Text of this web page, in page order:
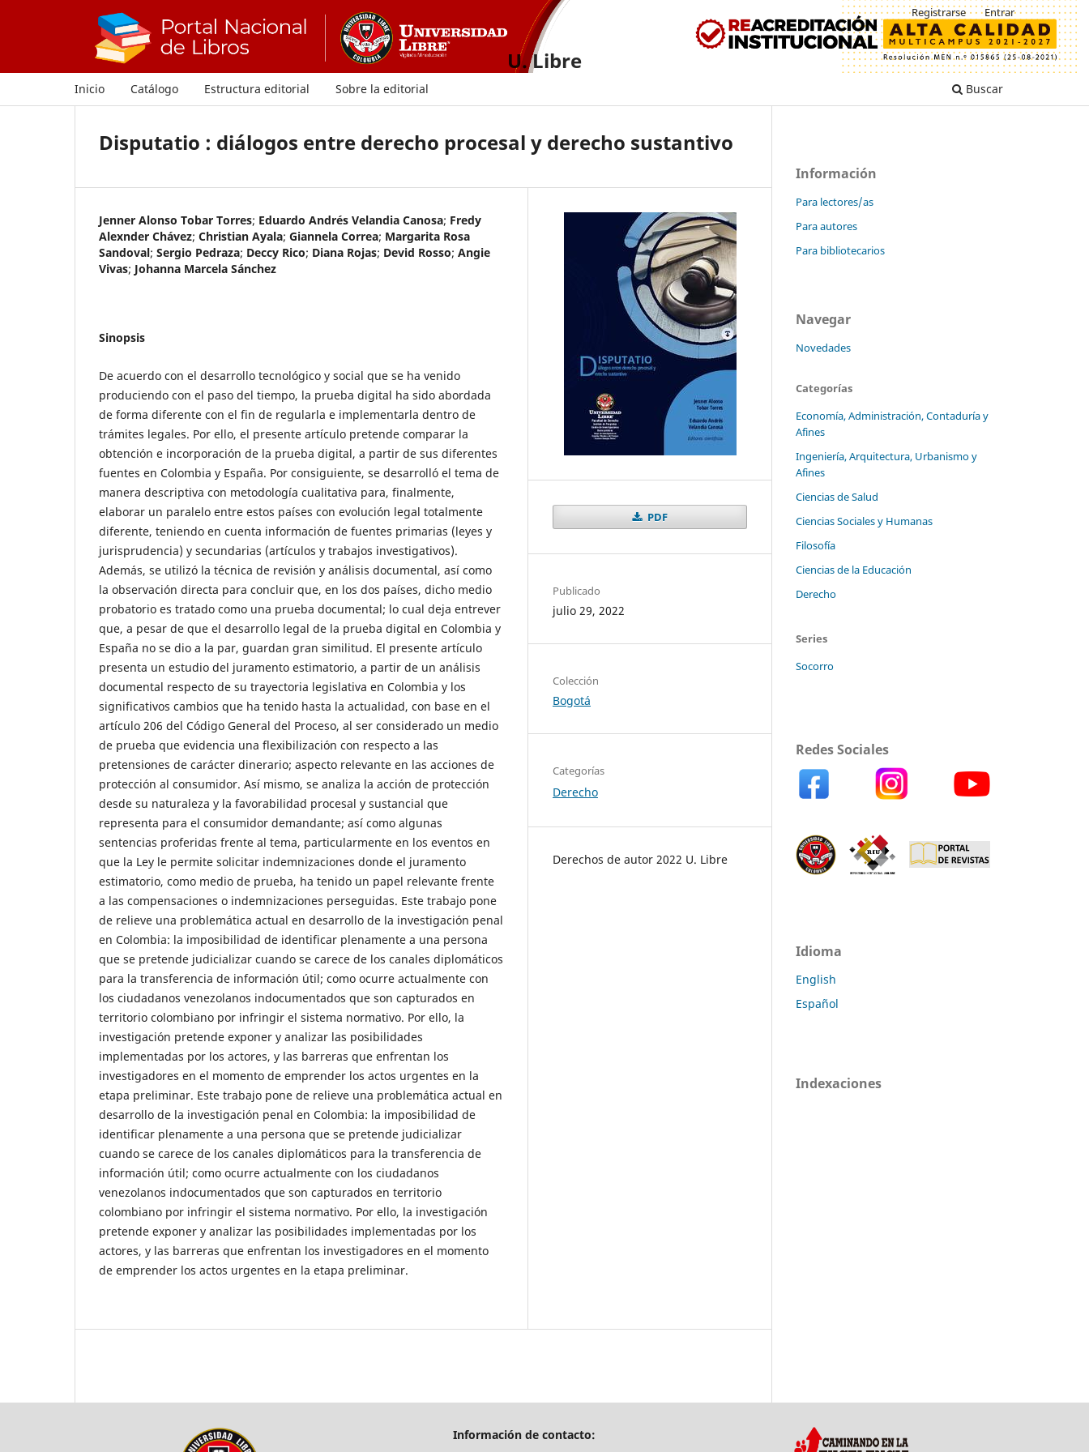
U. Libre
Inicio Catálogo Estructura editorial Sobre la editorial Buscar
Registrarse Entrar
Disputatio : diálogos entre derecho procesal y derecho sustantivo
Jenner Alonso Tobar Torres; Eduardo Andrés Velandia Canosa; Fredy
Alexnder Chávez; Christian Ayala; Giannela Correa; Margarita Rosa
Sandoval; Sergio Pedraza; Deccy Rico; Diana Rojas; Devid Rosso; Angie
Vivas; Johanna Marcela Sánchez
Sinopsis
De acuerdo con el desarrollo tecnológico y social que se ha venido
produciendo con el paso del tiempo, la prueba digital ha sido abordada
de forma diferente con el fin de regularla e implementarla dentro de
trámites legales. Por ello, el presente artículo pretende comparar la
obtención e incorporación de la prueba digital, a partir de sus diferentes
fuentes en Colombia y España. Por consiguiente, se desarrolló el tema de
manera descriptiva con metodología cualitativa para, finalmente,
elaborar un paralelo entre estos países con evolución legal totalmente
diferente, teniendo en cuenta información de fuentes primarias (leyes y
jurisprudencia) y secundarias (artículos y trabajos investigativos).
Además, se utilizó la técnica de revisión y análisis documental, así como
la observación directa para concluir que, en los dos países, dicho medio
probatorio es tratado como una prueba documental; lo cual deja entrever
que, a pesar de que el desarrollo legal de la prueba digital en Colombia y
España no se dio a la par, guardan gran similitud. El presente artículo
presenta un estudio del juramento estimatorio, a partir de un análisis
documental respecto de su trayectoria legislativa en Colombia y los
significativos cambios que ha tenido hasta la actualidad, con base en el
artículo 206 del Código General del Proceso, al ser considerado un medio
de prueba que evidencia una flexibilización con respecto a las
pretensiones de carácter dinerario; aspecto relevante en las acciones de
protección al consumidor. Así mismo, se analiza la acción de protección
desde su naturaleza y la favorabilidad procesal y sustancial que
representa para el consumidor demandante; así como algunas
sentencias proferidas frente al tema, particularmente en los eventos en
que la Ley le permite solicitar indemnizaciones donde el juramento
estimatorio, como medio de prueba, ha tenido un papel relevante frente
a las compensaciones o indemnizaciones perseguidas. Este trabajo pone
de relieve una problemática actual en desarrollo de la investigación penal
en Colombia: la imposibilidad de identificar plenamente a una persona
que se pretende judicializar cuando se carece de los canales diplomáticos
para la transferencia de información útil; como ocurre actualmente con
los ciudadanos venezolanos indocumentados que son capturados en
territorio colombiano por infringir el sistema normativo. Por ello, la
investigación pretende exponer y analizar las posibilidades
implementadas por los actores, y las barreras que enfrentan los
investigadores en el momento de emprender los actos urgentes en la
etapa preliminar. Este trabajo pone de relieve una problemática actual en
desarrollo de la investigación penal en Colombia: la imposibilidad de
identificar plenamente a una persona que se pretende judicializar
cuando se carece de los canales diplomáticos para la transferencia de
información útil; como ocurre actualmente con los ciudadanos
venezolanos indocumentados que son capturados en territorio
colombiano por infringir el sistema normativo. Por ello, la investigación
pretende exponer y analizar las posibilidades implementadas por los
actores, y las barreras que enfrentan los investigadores en el momento
de emprender los actos urgentes en la etapa preliminar.
PDF
Publicado
julio 29, 2022
Colección
Bogotá
Categorías
Derecho
Derechos de autor 2022 U. Libre
Información
Para lectores/as
Para autores
Para bibliotecarios
Navegar
Novedades
Categorías
Economía, Administración, Contaduría y
Afines
Ingeniería, Arquitectura, Urbanismo y
Afines
Ciencias de Salud
Ciencias Sociales y Humanas
Filosofía
Ciencias de la Educación
Derecho
Series
Socorro
Redes Sociales
Idioma
English
Español
Indexaciones
Información de contacto: